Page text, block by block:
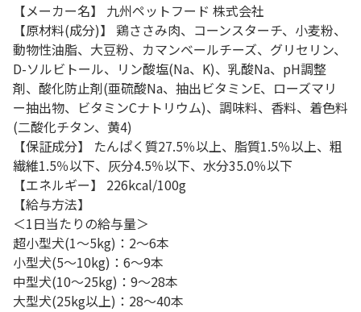
【メーカー名】 九州ペットフード 株式会社
【原材料(成分)】 鶏ささみ肉、コーンスターチ、小麦粉、
動物性油脂、大豆粉、カマンベールチーズ、グリセリン、
D-ソルビトール、リン酸塩(Na、K)、乳酸Na、pH調整
剤、酸化防止剤(亜硫酸Na、抽出ビタミンE、ローズマリ
ー抽出物、ビタミンCナトリウム)、調味料、香料、着色料
(二酸化チタン、黄4)
【保証成分】 たんぱく質27.5％以上、脂質1.5％以上、粗
繊維1.5％以下、灰分4.5％以下、水分35.0％以下
【エネルギー】 226kcal/100g
【給与方法】
＜1日当たりの給与量＞
超小型犬(1～5kg)：2～6本
小型犬(5～10kg)：6～9本
中型犬(10～25kg)：9～28本
大型犬(25kg以上)：28～40本